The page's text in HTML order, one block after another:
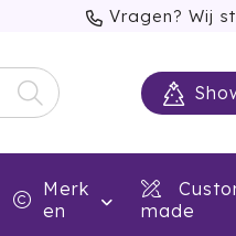
Vragen? Wij
Merk
en
made